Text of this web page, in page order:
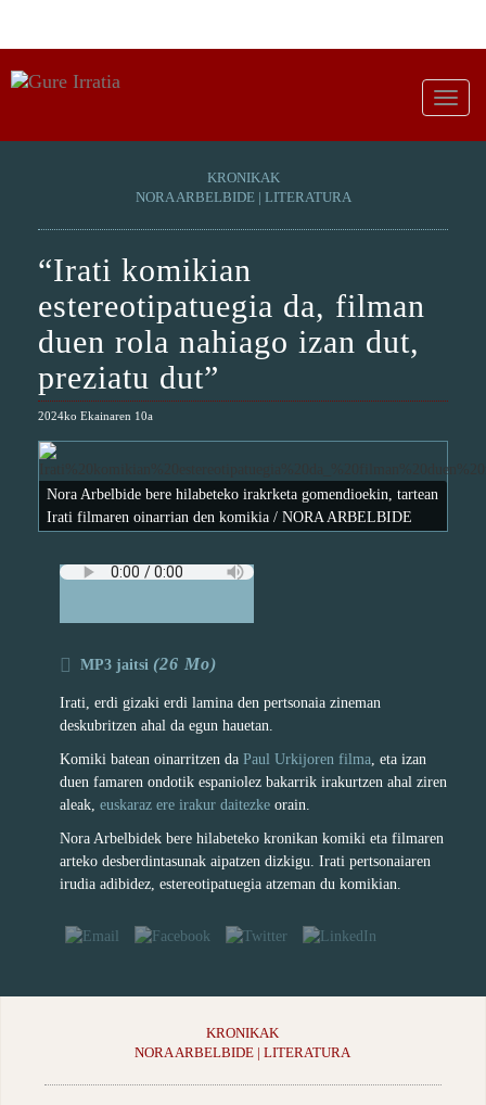
KRONIKAK
NORA ARBELBIDE | LITERATURA
“Irati komikian
estereotipatuegia da, filman
duen rola nahiago izan dut,
preziatu dut”
2024ko Ekainaren 10a
Nora Arbelbide bere hilabeteko irakrketa gomendioekin, tartean
Irati filmaren oinarrian den komikia / NORA ARBELBIDE
MP3 jaitsi (26 Mo)
Irati, erdi gizaki erdi lamina den pertsonaia zineman
deskubritzen ahal da egun hauetan.
Komiki batean oinarritzen da Paul Urkijoren filma , eta izan
duen famaren ondotik espaniolez bakarrik irakurtzen ahal ziren
aleak, euskaraz ere irakur daitezke orain.
Nora Arbelbidek bere hilabeteko kronikan komiki eta filmaren
arteko desberdintasunak aipatzen dizkigu. Irati pertsonaiaren
irudia adibidez, estereotipatuegia atzeman du komikian.
KRONIKAK
NORA ARBELBIDE | LITERATURA